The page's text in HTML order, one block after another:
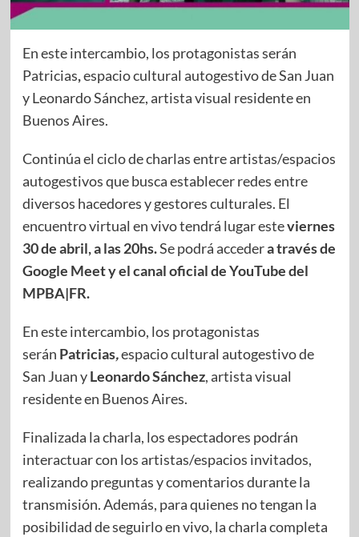
En este intercambio, los protagonistas serán
Patricias,espacio cultural autogestivo de San Juan
y Leonardo Sánchez, artista visual residente en
Buenos Aires.
Continúa el ciclo de charlas entre artistas/espacios
autogestivos que busca establecer redes entre
diversos hacedores y gestores culturales. El
encuentro virtual en vivo tendrá lugar esteviernes
30 de abril, a las 20hs.Se podrá accedera través de
Google Meet y el canal oficial de YouTube del
MPBA|FR.
En este intercambio, los protagonistas
serán Patricias,espacio cultural autogestivo de
San Juan yLeonardo Sánchez, artista visual
residente en Buenos Aires.
Finalizada la charla, los espectadores podrán
interactuar con los artistas/espacios invitados,
realizando preguntas y comentarios durante la
transmisión. Además, para quienes no tengan la
posibilidad de seguirlo en vivo, la charla completa